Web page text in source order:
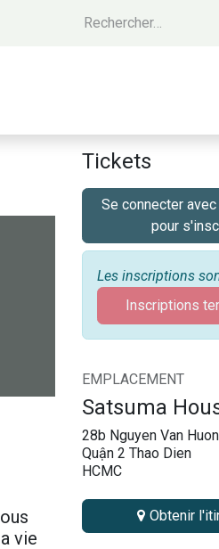
vie
Tickets
Se connecter
pour
Les inscriptions
Inscriptions
EMPLACEMENT
Satsuma
28b Nguyen Van
Quận 2 Thao Dien
HCMC
Obtenir